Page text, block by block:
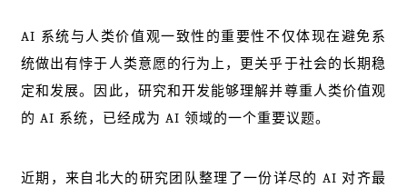
AI 系统与人类价值观一致性的重要性不仅体现在避免系
统做出有悖于人类意愿的行为上，更关乎于社会的长期稳
定和发展。因此，研究和开发能够理解并尊重人类价值观
的 AI 系统，已经成为 AI 领域的一个重要议题。
近期，来自北大的研究团队整理了一份详尽的 AI 对齐最